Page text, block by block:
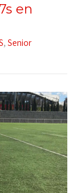
en
, Senior